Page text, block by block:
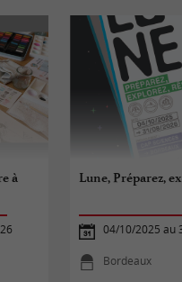
à
Lune, Préparez,
04/10/2025 au
Bordeaux